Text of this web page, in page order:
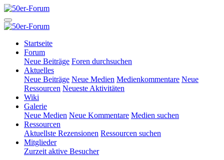
Startseite
Forum
Neue Beiträge Foren durchsuchen
Aktuelles
Neue Beiträge Neue Medien Medienkommentare Neue
Ressourcen Neueste Aktivitäten
Wiki
Galerie
Neue Medien Neue Kommentare Medien suchen
Ressourcen
Aktuellste Rezensionen Ressourcen suchen
Mitglieder
Zurzeit aktive Besucher